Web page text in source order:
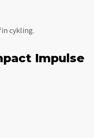
cykling.
Impulse